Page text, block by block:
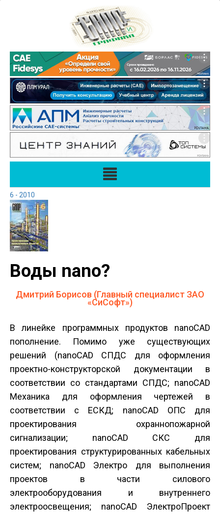
6 - 2010
Воды nano?
Дмитрий Борисов (Главный специалист ЗАО
«СиСофт»)
В линейке программных продуктов nanoCAD
пополнение. Помимо уже существующих
решений (nanoCAD СПДС для оформления
проектно-конструкторской документации в
соответствии со стандартами СПДС; nanoCAD
Механика для оформления чертежей в
соответствии с ЕСКД; nanoCAD ОПС для
проектирования охранно­пожарной
сигнализации; nanoCAD СКС для
проектирования структурированных кабельных
систем; nanoCAD Электро для выполнения
проектов в части силового
электрооборудования и внутреннего
электроосвещения; nanoCAD ЭлектроПроект